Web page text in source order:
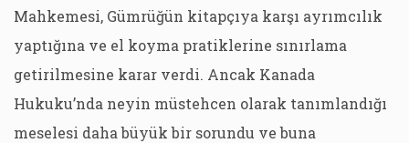
Mahkemesi, Gümrüğün kitapçıya karşı ayrımcılık
yaptığına ve el koyma pratiklerine sınırlama
getirilmesine karar verdi. Ancak Kanada
Hukuku’nda neyin müstehcen olarak tanımlandığı
meselesi daha büyük bir sorundu ve buna